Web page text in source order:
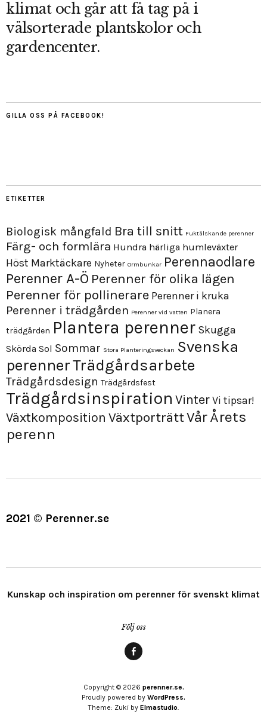
klimat och går att få tag på i
välsorterade plantskolor och
gardencenter.
GILLA OSS PÅ FACEBOOK!
ETIKETTER
Biologisk mångfald Bra till snitt Fuktälskande perenner
Färg- och formlära Hundra härliga humleväxter
Höst Marktäckare Nyheter Ormbunkar Perennaodlare
Perenner A-Ö Perenner för olika lägen
Perenner för pollinerare Perenner i kruka
Perenner i trädgården Perenner vid vatten Planera
trädgården Plantera perenner Skugga
Skörda Sol Sommar Stora Planteringsveckan Svenska
perennerTrädgårdsarbete
Trädgårdsdesign Trädgårdsfest
Trädgårdsinspiration VinterVi tipsar!
Växtkomposition VäxtporträttVårÅrets
perenn
2021 © Perenner.se
Kunskap och inspiration om perenner för svenskt klimat
Följ oss
Copyright © 2026 perenner.se.
Proudly powered by WordPress.
Theme: Zuki by Elmastudio.